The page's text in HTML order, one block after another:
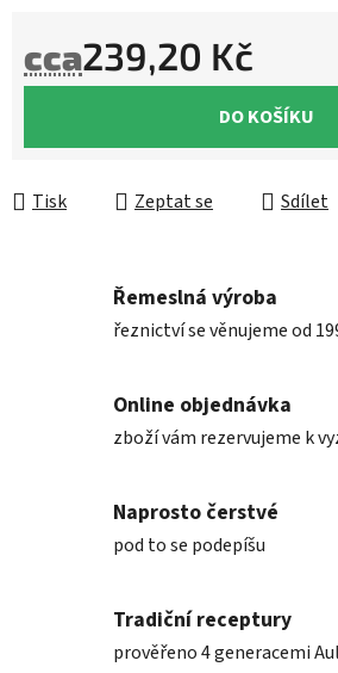
cca239,20 Kč
Měrná cena:
DO KOŠÍKU
Tisk Zeptat se Sdílet
Řemeslná výroba
řeznictví se věnujeme od
Online objednávka
zboží vám rezervujeme k
Naprosto čerstvé
pod to se podepíšu
Tradiční receptury
prověřeno 4 generacemi